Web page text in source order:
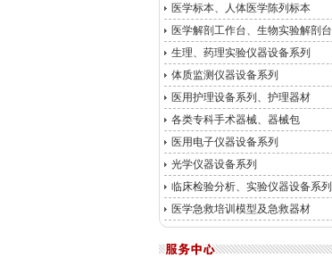
医学标本、人体医学陈列标本
医学解剖工作台、生物实验解剖台
生理、药理实验仪器设备系列
体质监测仪器设备系列
医用护理设备系列、护理器材
各类专科手术器械、器械包
医用电子仪器设备系列
光学仪器设备系列
临床检验分析、实验仪器设备系列
医学急救培训模型及急救器材